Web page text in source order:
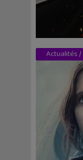
Actualités/